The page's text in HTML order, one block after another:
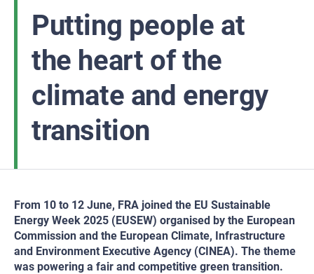
Putting people at
the heart of the
climate and energy
transition
From 10 to 12 June, FRA joined the EU Sustainable
Energy Week 2025 (EUSEW) organised by the European
Commission and the European Climate, Infrastructure
and Environment Executive Agency (CINEA). The theme
was powering a fair and competitive green transition.